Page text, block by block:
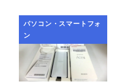
パソコン・スマートフォ
ン